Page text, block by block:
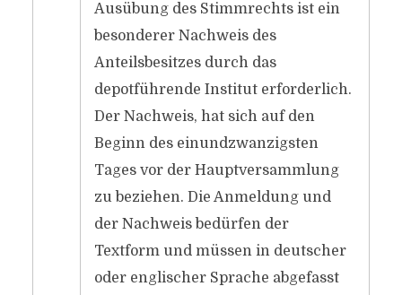
Ausübung des Stimmrechts ist ein
besonderer Nachweis des
Anteilsbesitzes durch das
depotführende Institut erforderlich.
Der Nachweis, hat sich auf den
Beginn des einundzwanzigsten
Tages vor der Hauptversammlung
zu beziehen. Die Anmeldung und
der Nachweis bedürfen der
Textform und müssen in deutscher
oder englischer Sprache abgefasst